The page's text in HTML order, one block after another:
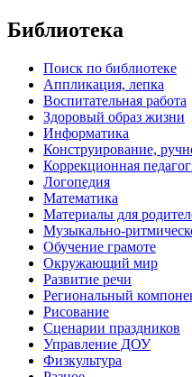
Библиотека
Поиск по библиотеке
Аппликация, лепка
Воспитательная работа
Здоровый образ жизни
Информатика
Конструирование,
Коррекционная
Логопедия
Математика
Материалы для
Музыкально-
Обучение грамоте
Окружающий мир
Развитие речи
Региональный
Рисование
Сценарии праздников
Управление ДОУ
Физкультура